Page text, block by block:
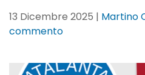
13 Dicembre 2025 | Martino
commentosu
“Oggi